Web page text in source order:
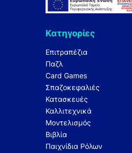
Κατηγορίες
Επιτραπέζια
Παζλ
Card Games
Σπαζοκεφαλιές
Κατασκευές
Καλλιτεχνικά
Μοντελισμός
Βιβλία
Παιχνίδια Ρόλων